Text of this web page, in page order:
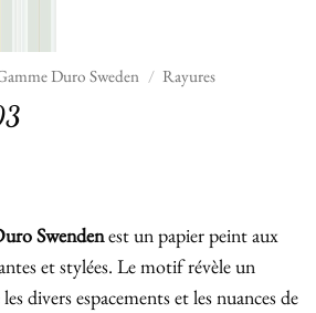
Duro Sweden / Rayures
Swendenest un papier peint aux
et stylées. Le motif révèle un
divers espacements et les nuances de